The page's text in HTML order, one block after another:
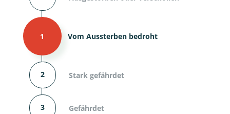
1 Vom Aussterben bedroht
2 Stark gefährdet
3 Gefährdet